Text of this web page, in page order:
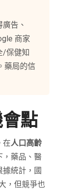
告、
商家
/保健知
藥局的信
點
在人口高齡
，藥品、醫
統計，國
，但競爭也